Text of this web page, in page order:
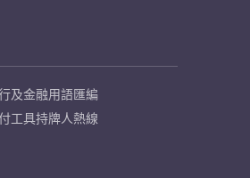
及金融用語匯編
工具持牌人熱線